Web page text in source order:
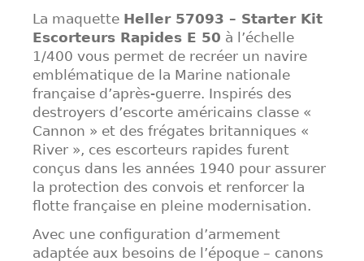
La maquette Heller 57093 – Starter Kit
Escorteurs Rapides E 50 à l’échelle
1/400 vous permet de recréer un navire
emblématique de la Marine nationale
française d’après-guerre. Inspirés des
destroyers d’escorte américains classe «
Cannon » et des frégates britanniques «
River », ces escorteurs rapides furent
conçus dans les années 1940 pour assurer
la protection des convois et renforcer la
flotte française en pleine modernisation.
Avec une configuration d’armement
adaptée aux besoins de l’époque – canons